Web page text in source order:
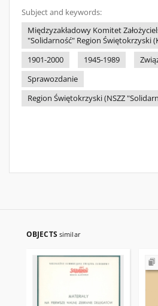
Subject and keywords:
Międzyzakładowy Komitet
"Solidarność" Region Świętokrzyski
1901-2000
1945-1989
Sprawozdanie
Region Świętokrzyski (NSZZ
OBJECTS similar